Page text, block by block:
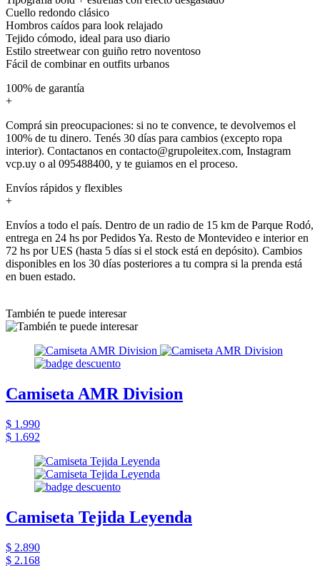
Cuello redondo clásico
Hombros caídos para look relajado
Tejido cómodo, ideal para uso diario
Estilo streetwear con guiño retro noventoso
Fácil de combinar en outfits urbanos
100% de garantía
+
Comprá sin preocupaciones: si no te convence, te devolvemos el
100% de tu dinero. Tenés 30 días para cambios (excepto ropa
interior). Contactanos en contacto@grupoleitex.com, Instagram
vcp.uy o al 095488400, y te guiamos en el proceso.
Envíos rápidos y flexibles
+
Envíos a todo el país. Dentro de un radio de 15 km de Parque Rodó,
entrega en 24 hs por Pedidos Ya. Resto de Montevideo e interior en
72 hs por UES (hasta 5 días si el stock está en depósito). Cambios
disponibles en los 30 días posteriores a tu compra si la prenda está
en buen estado.
También te puede interesar
Camiseta AMR Division
$ 1.990
$ 1.692
Camiseta Tejida Leyenda
$ 2.890
$ 2.168